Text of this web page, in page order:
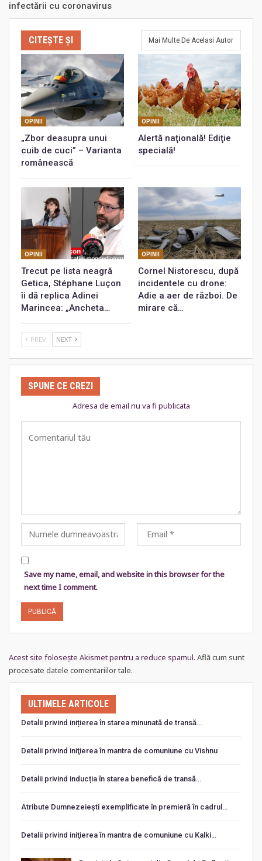
infectării cu coronavirus
CITEȘTE ȘI Mai Multe De Acelasi Autor
OPINII
„Zbor deasupra unui
cuib de cuci” – Varianta
românească
OPINII
Alertă naţională! Ediţie
specială!
OPINII
Trecut pe lista neagră
Getica, Stéphane Luçon
îi dă replica Adinei
Marincea: „Ancheta…
OPINII
Cornel Nistorescu, după
incidentele cu drone:
Adie a aer de război. De
mirare că…
PREV NEXT
SPUNE CE CREZI
Adresa de email nu va fi publicata
Save my name, email, and website in this browser for the
next time I comment.
Acest site folosește Akismet pentru a reduce spamul. Află cum sunt
procesate datele comentariilor tale.
ULTIMELE ARTICOLE
Detalii privind inițierea în starea minunată de transă…
Detalii privind iniţierea în mantra de comuniune cu Vishnu
Detalii privind inducția în starea benefică de transă…
Atribute Dumnezeiești exemplificate în premieră în cadrul…
Detalii privind iniţierea în mantra de comuniune cu Kalki…